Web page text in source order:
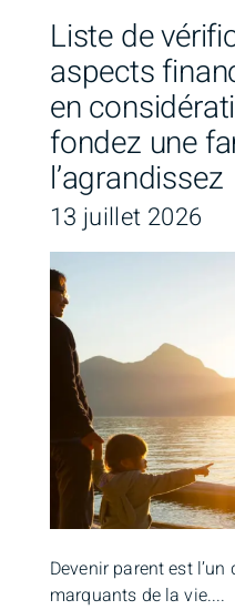
Liste de
aspects
en
fondez une
l’agrandissez
13 juillet 2026
Devenir parent est
marquants de la vie....